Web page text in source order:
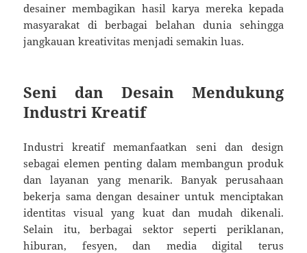
desainer membagikan hasil karya mereka kepada
masyarakat di berbagai belahan dunia sehingga
jangkauan kreativitas menjadi semakin luas.
Seni dan Desain Mendukung
Industri Kreatif
Industri kreatif memanfaatkan seni dan design
sebagai elemen penting dalam membangun produk
dan layanan yang menarik. Banyak perusahaan
bekerja sama dengan desainer untuk menciptakan
identitas visual yang kuat dan mudah dikenali.
Selain itu, berbagai sektor seperti periklanan,
hiburan, fesyen, dan media digital terus